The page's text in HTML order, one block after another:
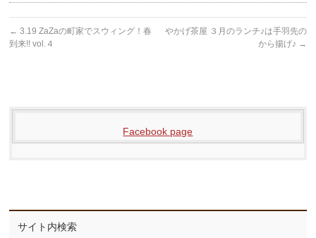
← 3.19 ZaZaの町家でスウィング！春
到来!! vol.４
やかげ茶屋 ３月のランチ♪は手羽先の
から揚げ♪ →
Facebook page
サイト内検索